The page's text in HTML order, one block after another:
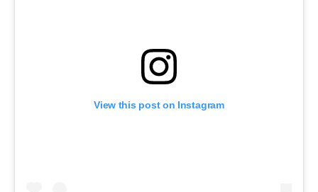
View this post on Instagram